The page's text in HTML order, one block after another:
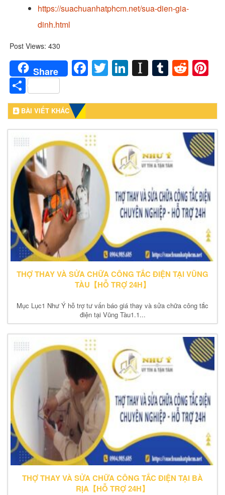
https://suachuanhatphcm.net/sua-dien-gia-
dinh.html
Post Views: 430
Share Facebook
Twitter
LinkedIn
Instapaper
Tumblr
Share
BÀI VIẾT KHÁC
THỢ THAY VÀ SỬA CHỮA CÔNG TẮC ĐIỆN TẠI VŨNG
TÀU【HỖ TRỢ 24H】
Mục Lục1 Như Ý hỗ trợ tư vấn báo giá thay và sửa chữa công tắc
điện tại Vũng Tàu1.1...
THỢ THAY VÀ SỬA CHỮA CÔNG TẮC ĐIỆN TẠI BÀ
RỊA【HỖ TRỢ 24H】